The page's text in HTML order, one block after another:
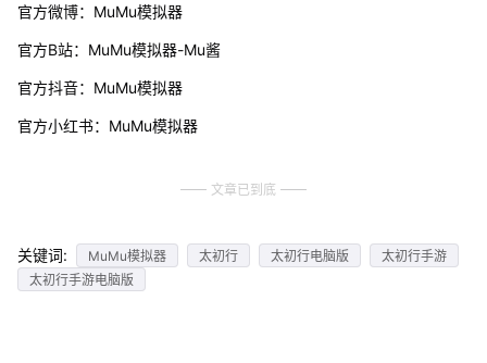
官方微博：MuMu模拟器
官方B站：MuMu模拟器-Mu酱
官方抖音：MuMu模拟器
官方小红书：MuMu模拟器
文章已到底
关键词: MuMu模拟器 太初行 太初行电脑版
太初行手游
太初行手游电脑版